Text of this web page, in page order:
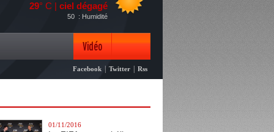
29° C | ciel dégagé
: Humidité
50
Vidéo
Photo
Facebook Twitter Rss
01/11/2016